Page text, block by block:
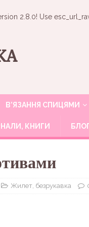
2.8.0! Use
В’ЯЗАННЯ СПИЦЯМИ
КНИГИ
Жилет, безрукавка